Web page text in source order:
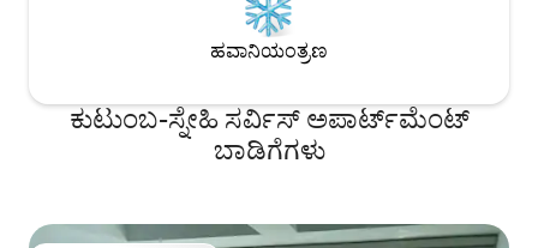
ಹವಾನಿಯಂತ್ರಣ
ಕುಟುಂಬ-ಸ್ನೇಹಿ ಸರ್ವಿಸ್ ಅಪಾರ್ಟ್‌ಮೆಂಟ್
ಬಾಡಿಗೆಗಳು